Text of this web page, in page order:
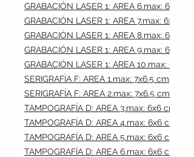
GRABACIÓN LASER 1: AREA 6.max: 6x6 cm
GRABACIÓN LASER 1: AREA 7.max: 6x6 cm
GRABACIÓN LASER 1: AREA 8.max: 6x6 cm
GRABACIÓN LASER 1: AREA 9.max: 6x6 cm
GRABACIÓN LASER 1: AREA 10.max: 6x6 cm
SERIGRAFÍA F: AREA 1.max: 7x6.5 cm
SERIGRAFÍA F: AREA 2.max: 7x6.5 cm
TAMPOGRAFÍA D: AREA 3.max: 6x6 cm
TAMPOGRAFÍA D: AREA 4.max: 6x6 cm
TAMPOGRAFÍA D: AREA 5.max: 6x6 cm
TAMPOGRAFÍA D: AREA 6.max: 6x6 cm